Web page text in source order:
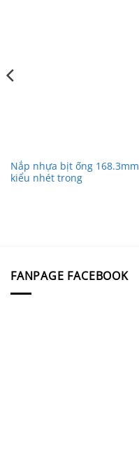
Nắp nhựa bịt ống 168.3mm
kiểu nhét trong
FANPAGE FACEBOOK